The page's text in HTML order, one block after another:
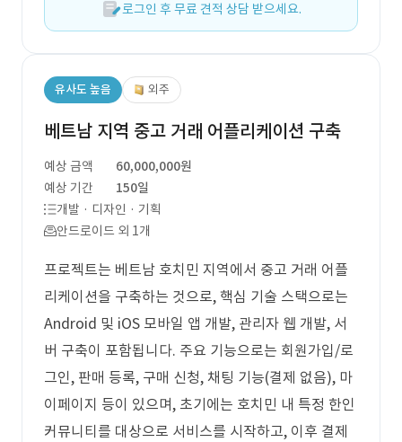
로그인 후 무료 견적 상담 받으세요.
유사도 높음 외주
베트남 지역 중고 거래 어플리케이션 구축
예상 금액
60,000,000원
예상 기간
150일
개발 · 디자인 · 기획
안드로이드 외 1개
프로젝트는 베트남 호치민 지역에서 중고 거래 어플
리케이션을 구축하는 것으로, 핵심 기술 스택으로는
Android 및 iOS 모바일 앱 개발, 관리자 웹 개발, 서
버 구축이 포함됩니다. 주요 기능으로는 회원가입/로
그인, 판매 등록, 구매 신청, 채팅 기능(결제 없음), 마
이페이지 등이 있으며, 초기에는 호치민 내 특정 한인
커뮤니티를 대상으로 서비스를 시작하고, 이후 결제